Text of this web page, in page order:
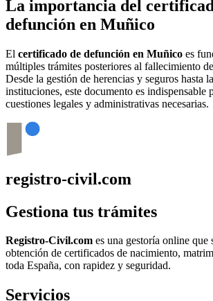
La importancia del
defunción en Muñico
El certificado de defunción en Muñico es
múltiples trámites posteriores al fallecimiento
Desde la gestión de herencias y seguros hasta
instituciones, este documento es indispensable
cuestiones legales y administrativas necesarias.
registro-civil.com
Gestiona tus trámites
Registro-Civil.com es una gestoría online
obtención de certificados de nacimiento,
toda España, con rapidez y seguridad.
Servicios